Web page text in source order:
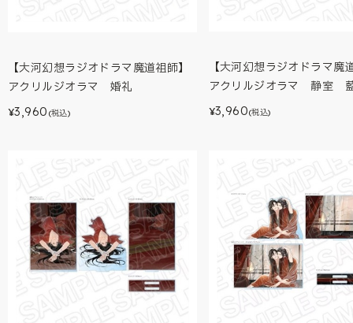
【大河幻想ラジオドラマ魔道祖師】
アクリルジオラマ 婚礼
¥3,960 (税込)
【大河幻想ラジオドラマ魔
アクリルジオラマ 静室
¥3,960(税込)